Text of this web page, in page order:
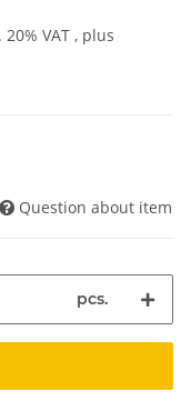
20% VAT , plus
Question about item
pcs.